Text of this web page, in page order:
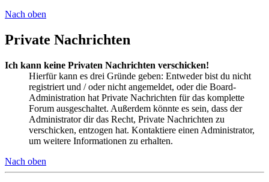
Nach oben
Private Nachrichten
Ich kann keine Privaten Nachrichten verschicken!
Hierfür kann es drei Gründe geben: Entweder bist du nicht
registriert und / oder nicht angemeldet, oder die Board-
Administration hat Private Nachrichten für das komplette
Forum ausgeschaltet. Außerdem könnte es sein, dass der
Administrator dir das Recht, Private Nachrichten zu
verschicken, entzogen hat. Kontaktiere einen Administrator,
um weitere Informationen zu erhalten.
Nach oben